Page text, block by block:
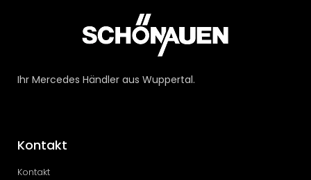
Ihr Mercedes Händler aus Wuppertal.
Kontakt
Kontakt